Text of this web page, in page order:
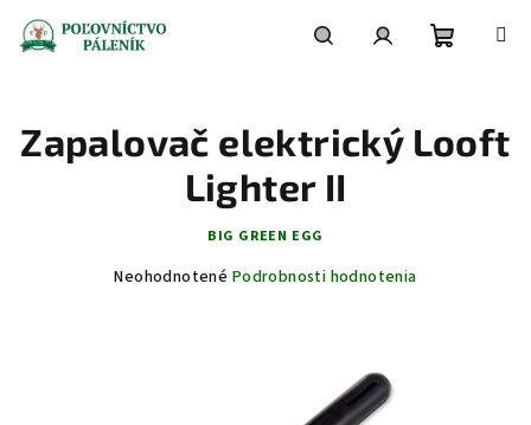
obsah
košík
Zapalovač elektrický Looft
Lighter II
BIG GREEN EGG
Priemerné
Neohodnotené Podrobnosti hodnotenia